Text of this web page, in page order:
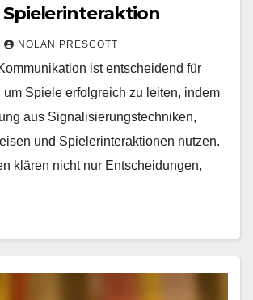
Spielerinteraktion
NOLAN PRESCOTT
ist entscheidend für
um Spiele erfolgreich zu leiten, indem
aus Signalisierungstechniken,
und Spielerinteraktionen nutzen.
klären nicht nur Entscheidungen,